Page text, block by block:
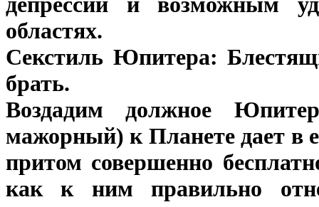
областях.
Секстиль Юпитера:
брать.
Воздадим должное
мажорный) к Планете дает в
притом совершенно
как к ним правильно